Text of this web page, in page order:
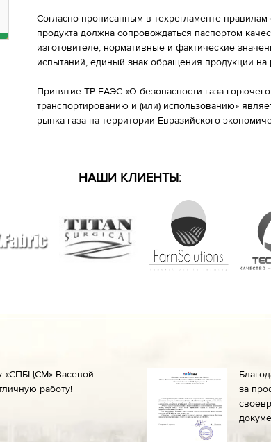
Согласно прописанным в техрегламенте
продукта должна сопровождаться паспортом
изготовителе, нормативные и фактические
испытаний, единый знак обращения продукции
Принятие ТР ЕАЭС «О безопасности газа
транспортированию и (или) использованию»
рынка газа на территории Евразийского
НАШИ КЛИЕНТЫ:
«СПБЦСМ» Васевой
работу!
за